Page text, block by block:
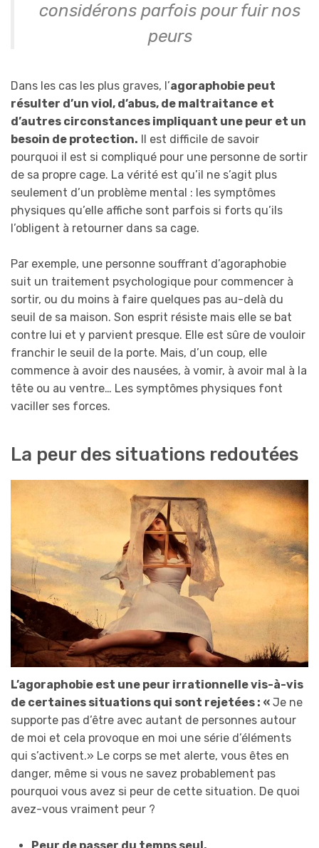
considérons parfois pour fuir nos
peurs
Dans les cas les plus graves, l’agoraphobie peut
résulter d’un viol, d’abus, de maltraitance et
d’autres circonstances impliquant une peur et un
besoin de protection. Il est difficile de savoir
pourquoi il est si compliqué pour une personne de sortir
de sa propre cage. La vérité est qu’il ne s’agit plus
seulement d’un problème mental : les symptômes
physiques qu’elle affiche sont parfois si forts qu’ils
l’obligent à retourner dans sa cage.
Par exemple, une personne souffrant d’agoraphobie
suit un traitement psychologique pour commencer à
sortir, ou du moins à faire quelques pas au-delà du
seuil de sa maison. Son esprit résiste mais elle se bat
contre lui et y parvient presque. Elle est sûre de vouloir
franchir le seuil de la porte. Mais, d’un coup, elle
commence à avoir des nausées, à vomir, à avoir mal à la
tête ou au ventre… Les symptômes physiques font
vaciller ses forces.
La peur des situations redoutées
L’agoraphobie est une peur irrationnelle vis-à-vis
de certaines situations qui sont rejetées : « Je ne
supporte pas d’être avec autant de personnes autour
de moi et cela provoque en moi une série d’éléments
qui s’activent.» Le corps se met alerte, vous êtes en
danger, même si vous ne savez probablement pas
pourquoi vous avez si peur de cette situation. De quoi
avez-vous vraiment peur ?